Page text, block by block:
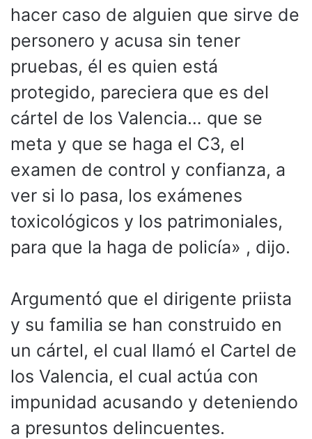
hacer caso de alguien que sirve de
personero y acusa sin tener
pruebas, él es quien está
protegido, pareciera que es del
cártel de los Valencia… que se
meta y que se haga el C3, el
examen de control y confianza, a
ver si lo pasa, los exámenes
toxicológicos y los patrimoniales,
para que la haga de policía» , dijo.
Argumentó que el dirigente priista
y su familia se han construido en
un cártel, el cual llamó el Cartel de
los Valencia, el cual actúa con
impunidad acusando y deteniendo
a presuntos delincuentes.